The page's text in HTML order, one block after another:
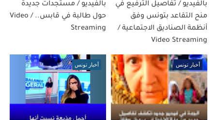
بالفيديو / تفاصيل الترفيع في
منح التقاعد بتونس وفق
أنظمة الصناديق الاجتماعية /
Video Streaming
بالفيديو / مستجدات جديدة
حول طالبة في قابس.. / Video
Streaming
أخبار تونس أخبار تونس